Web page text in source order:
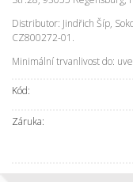
Distributor: Jindřich Šíp,
CZ800272-01.
Minimální trvanlivost do:
Kód:
Záruka: